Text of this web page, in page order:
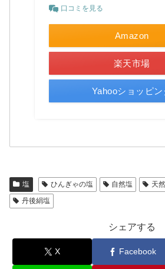
口コミを見る
Amazon
楽天市場
Yahooショッピン
塩 ひんぎゃの塩 自然塩 天
丹後絹塩
シェアする
X Facebook